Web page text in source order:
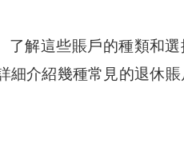
了解這些賬戶的種類和選
細介紹幾種常見的退休賬